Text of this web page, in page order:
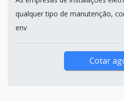
qualquer tipo de manutenção,
env
Cotar